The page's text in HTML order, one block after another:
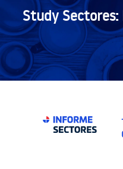
Study Sectores: